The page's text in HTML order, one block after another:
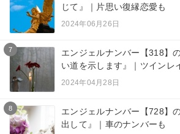
じて』｜片思い復縁恋愛も
2024年06月26日
7
エンジェルナンバー【318】
い道を示します』｜ツインレ
2024年04月28日
8
エンジェルナンバー【728】
出して』｜車のナンバーも